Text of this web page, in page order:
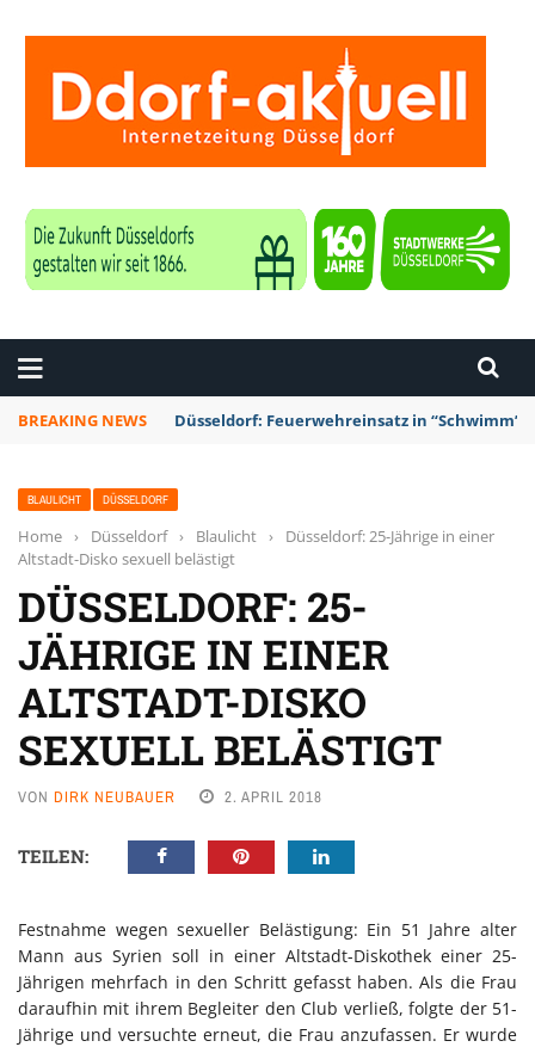
BREAKING NEWS Düsseldorf: Feuerwehreinsatz in “Schwimm’
BLAULICHT DÜSSELDORF
Home › Düsseldorf › Blaulicht ›
Düsseldorf: 25-Jährige in einer
Altstadt-Disko sexuell belästigt
DÜSSELDORF: 25-
JÄHRIGE IN EINER
ALTSTADT-DISKO
SEXUELL BELÄSTIGT
VON DIRK NEUBAUER 2. APRIL 2018
TEILEN:
Festnahme wegen sexueller Belästigung: Ein 51 Jahre alter
Mann aus Syrien soll in einer Altstadt-Diskothek einer 25-
Jährigen mehrfach in den Schritt gefasst haben. Als die Frau
daraufhin mit ihrem Begleiter den Club verließ, folgte der 51-
Jährige und versuchte erneut, die Frau anzufassen. Er wurde